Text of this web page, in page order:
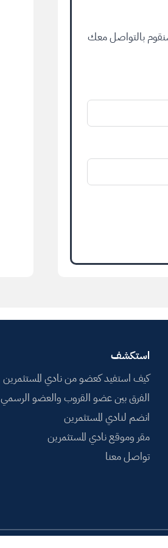
بالتواصل معك
استكشف
كيف استفيد كعضو من نادي المستثمرين
الفرق بين عضو القروب والعضو الرسمي
انضم لنادي المستثمرين
مقر وموقع نادي المستثمرين
تواصل معنا